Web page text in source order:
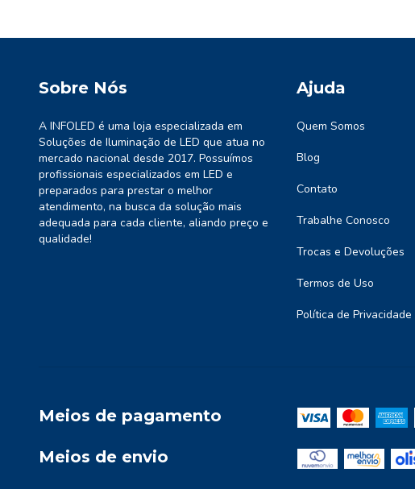
Sobre Nós
A INFOLED é uma loja especializada em
Soluções de Iluminação de LED que atua no
mercado nacional desde 2017. Possuímos
profissionais especializados em LED e
preparados para prestar o melhor
atendimento, na busca da solução mais
adequada para cada cliente, aliando preço e
qualidade!
Ajuda
Quem Somos
Blog
Contato
Trabalhe Conosco
Trocas e Devoluções
Termos de Uso
Política de Privacidade
Meios de pagamento
Meios de envio